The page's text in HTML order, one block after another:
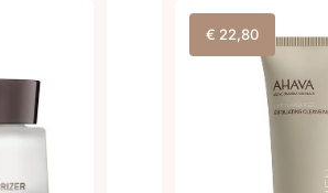
€ 22,80